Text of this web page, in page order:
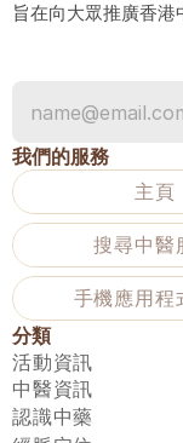
旨在向大眾推廣香港
我們的服務
主頁
搜尋中醫
手機應用程
分類
活動資訊
中醫資訊
認識中藥